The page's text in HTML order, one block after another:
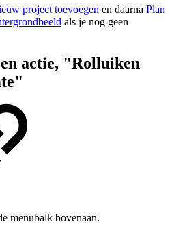
project toevoegen en daarna Plan
als je nog geen
actie, "Rolluiken
menubalk bovenaan.